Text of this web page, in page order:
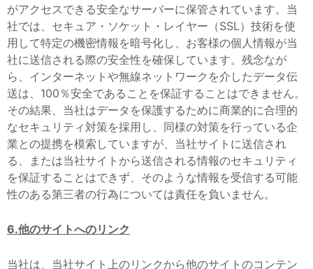
がアクセスできる安全なサーバーに保管されています。当
社では、セキュア・ソケット・レイヤー（SSL）技術を使
用して特定の機密情報を暗号化し、お客様の個人情報が当
社に送信される際の安全性を確保しています。残念なが
ら、インターネットや無線ネットワークを介したデータ伝
送は、100％安全であることを保証することはできません。
その結果、当社はデータを保護するために商業的に合理的
なセキュリティ対策を採用し、同様の対策を行っている企
業との提携を模索していますが、当社サイトに送信され
る、または当社サイトから送信される情報のセキュリティ
を保証することはできず、そのような情報を受信する可能
性のある第三者の行為については責任を負いません。
6.他のサイトへのリンク
当社は、当社サイト上のリンクから他のサイトのコンテン